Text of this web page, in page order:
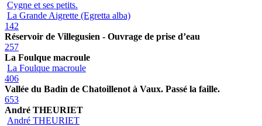
Cygne et ses petits.
La Grande Aigrette (Egretta alba)
142
Réservoir de Villegusien - Ouvrage de prise d’eau
257
La Foulque macroule
La Foulque macroule
406
Vallée du Badin de Chatoillenot à Vaux. Passé la faille.
653
André THEURIET
André THEURIET